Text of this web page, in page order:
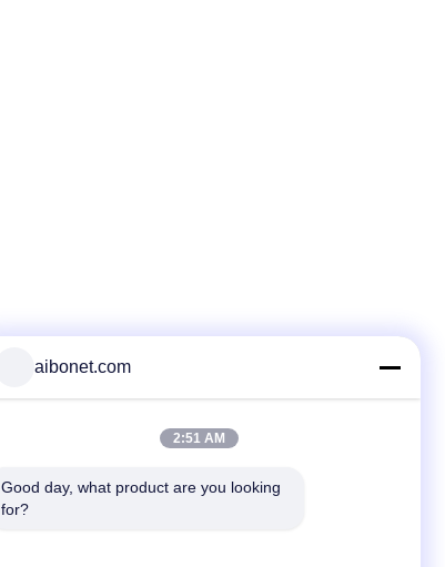
aibonet.com
2:51 AM
Good day, what product are you looking
for?